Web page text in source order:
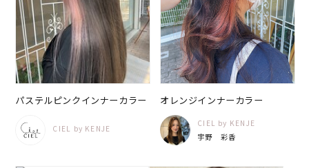
パステルピンクインナーカラー
CIEL by KENJE
オレンジインナーカラー
CIEL by KENJE
宇野 彩香